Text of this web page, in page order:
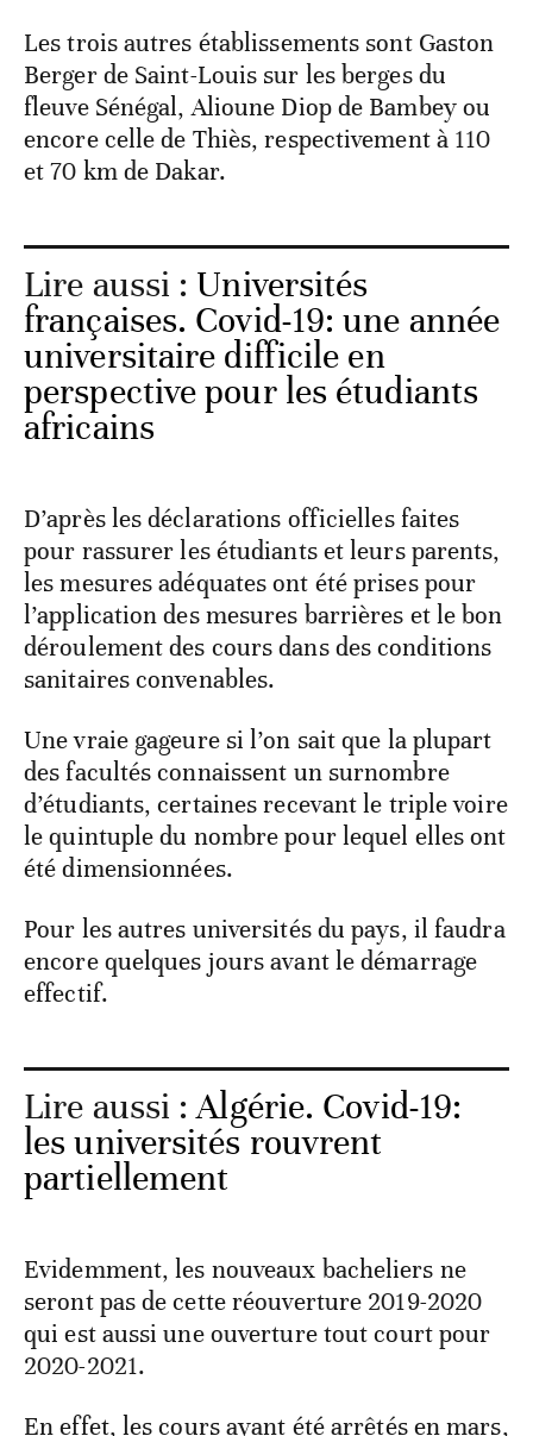
Les trois autres établissements sont Gaston
Berger de Saint-Louis sur les berges du
fleuve Sénégal, Alioune Diop de Bambey ou
encore celle de Thiès, respectivement à 110
et 70 km de Dakar.
Lire aussi : Universités
françaises. Covid-19: une année
universitaire difficile en
perspective pour les étudiants
africains
D’après les déclarations officielles faites
pour rassurer les étudiants et leurs parents,
les mesures adéquates ont été prises pour
l’application des mesures barrières et le bon
déroulement des cours dans des conditions
sanitaires convenables.
Une vraie gageure si l’on sait que la plupart
des facultés connaissent un surnombre
d’étudiants, certaines recevant le triple voire
le quintuple du nombre pour lequel elles ont
été dimensionnées.
Pour les autres universités du pays, il faudra
encore quelques jours avant le démarrage
effectif.
Lire aussi :Algérie. Covid-19:
les universités rouvrent
partiellement
Evidemment, les nouveaux bacheliers ne
seront pas de cette réouverture 2019-2020
qui est aussi une ouverture tout court pour
2020-2021.
En effet, les cours ayant été arrêtés en mars,